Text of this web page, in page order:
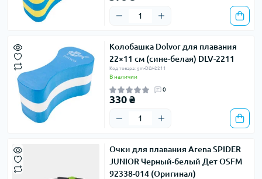
Колобашка Dolvor для плавания
22×11 см (сине-белая) DLV-2211
Код товара: gm-DLV-2211
В наличии
0
330 ₴
Очки для плавания Arena SPIDER
JUNIOR Черный-белый Дет OSFM
92338-014 (Оригинал)